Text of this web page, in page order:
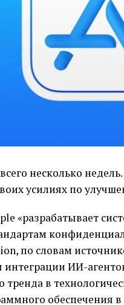
несколько
усилиях по
«разрабатывает
по словам
ИИ-
тренда в
обеспечения